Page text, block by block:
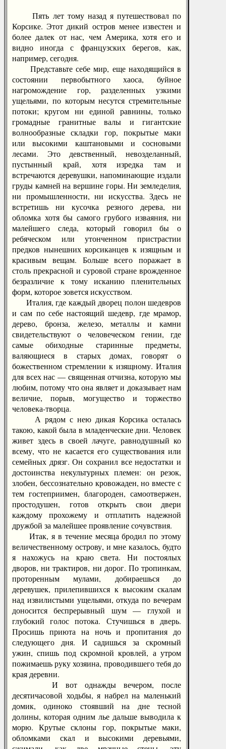
Пять лет тому назад я путешествовал по
Корсике. Этот дикий остров менее известен и
более далек от нас, чем Америка, хотя его и
видно иногда с французских берегов, как,
например, сегодня.
Представьте себе мир, еще находящийся в
состоянии первобытного хаоса, буйное
нагромождение гор, разделенных узкими
ущельями, по которым несутся стремительные
потоки; кругом ни единой равнины, только
громадные гранитные валы и гигантские
волнообразные складки гор, покрытые маки
или высокими каштановыми и сосновыми
лесами. Это девственный, невозделанный,
пустынный край, хотя изредка там и
встречаются деревушки, напоминающие издали
груды камней на вершине горы. Ни земледелия,
ни промышленности, ни искусства. Здесь не
встретишь ни кусочка резного дерева, ни
обломка хотя бы самого грубого изваяния, ни
малейшего следа, который говорил бы о
ребяческом или утонченном пристрастии
предков нынешних корсиканцев к изящным и
красивым вещам. Больше всего поражает в
столь прекрасной и суровой стране врожденное
безразличие к тому исканию пленительных
форм, которое зовется искусством.
Италия, где каждый дворец полон шедевров
и сам по себе настоящий шедевр, где мрамор,
дерево, бронза, железо, металлы и камни
свидетельствуют о человеческом гении, где
самые обиходные старинные предметы,
валяющиеся в старых домах, говорят о
божественном стремлении к изящному. Италия
для всех нас — священная отчизна, которую мы
любим, потому что она являет и доказывает нам
величие, порыв, могущество и торжество
человека-творца.
А рядом с нею дикая Корсика осталась
такою, какой была в младенческие дни. Человек
живет здесь в своей лачуге, равнодушный ко
всему, что не касается его существования или
семейных дрязг. Он сохранил все недостатки и
достоинства некультурных племен: он резок,
злобен, бессознательно кровожаден, но вместе с
тем гостеприимен, благороден, самоотвержен,
простодушен, готов открыть свои двери
каждому прохожему и отплатить надежной
дружбой за малейшее проявление сочувствия.
Итак, я в течение месяца бродил по этому
величественному острову, и мне казалось, будто
я нахожусь на краю света. Ни постоялых
дворов, ни трактиров, ни дорог. По тропинкам,
проторенным мулами, добираешься до
деревушек, прилепившихся к высоким скалам
над извилистыми ущельями, откуда по вечерам
доносится беспрерывный шум — глухой и
глубокий голос потока. Стучишься в дверь.
Просишь приюта на ночь и пропитания до
следующего дня. И садишься за скромный
ужин, спишь под скромной кровлей, а утром
пожимаешь руку хозяина, проводившего тебя до
края деревни.
И вот однажды вечером, после
десятичасовой ходьбы, я набрел на маленький
домик, одиноко стоявший на дне тесной
долины, которая одним лье дальше выводила к
морю. Крутые склоны гор, покрытые маки,
обломками скал и высокими деревьями,